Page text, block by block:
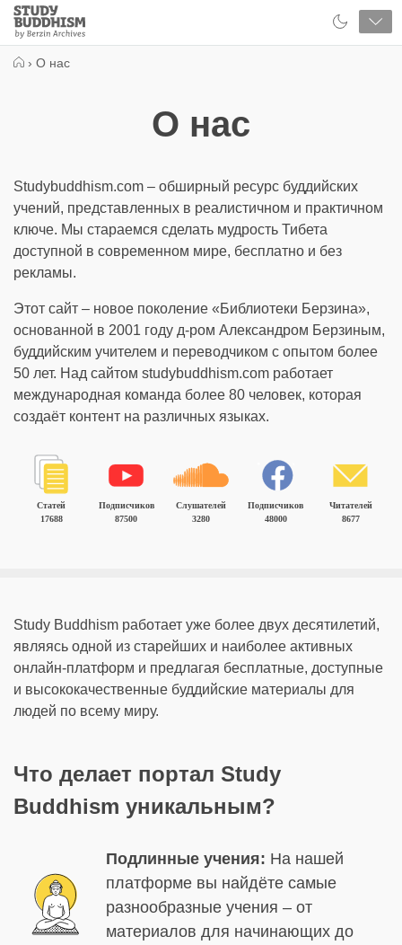
Close
Study
Buddhism
› О нас
О нас
Studybuddhism.com – обширный ресурс буддийских
учений, представленных в реалистичном и практичном
ключе. Мы стараемся сделать мудрость Тибета
доступной в современном мире, бесплатно и без
рекламы.
Этот сайт – новое поколение «Библиотеки Берзина»,
основанной в 2001 году д-ром Александром Берзиным,
буддийским учителем и переводчиком с опытом более
50 лет. Над сайтом studybuddhism.com работает
международная команда более 80 человек, которая
создаёт контент на различных языках.
17688
Статей
87500
Подписчиков
3280
Слушателей
48000
Подписчиков
8677
Читателей
Study Buddhism работает уже более двух десятилетий,
являясь одной из старейших и наиболее активных
онлайн-платформ и предлагая бесплатные, доступные
и высококачественные буддийские материалы для
людей по всему миру.
Что делает портал Study
Buddhism уникальным?
Подлинные учения: На нашей
платформе вы найдёте самые
разнообразные учения – от
материалов для начинающих до